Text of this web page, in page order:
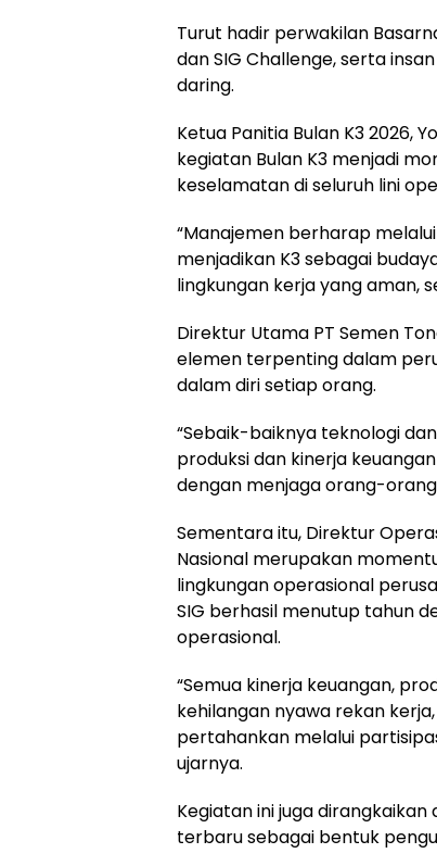
Turut hadir perwakilan
dan SIG Challenge, serta
daring.
Ketua Panitia Bulan K3 2026,
kegiatan Bulan K3 menjadi
keselamatan di seluruh lini
“Manajemen berharap
menjadikan K3 sebagai
lingkungan kerja yang aman,
Direktur Utama PT Semen
elemen terpenting dalam
dalam diri setiap orang.
“Sebaik-baiknya teknologi
produksi dan kinerja
dengan menjaga orang-
Sementara itu, Direktur
Nasional merupakan
lingkungan operasional
SIG berhasil menutup tahun
operasional.
“Semua kinerja keuangan,
kehilangan nyawa rekan
pertahankan melalui
ujarnya.
Kegiatan ini juga
terbaru sebagai bentuk